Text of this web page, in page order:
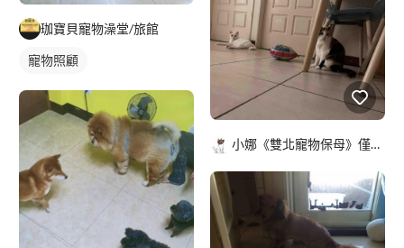
珈寶貝寵物澡堂/旅館
寵物照顧
小娜《雙北寵物保母》僅用IG.FB聯絡